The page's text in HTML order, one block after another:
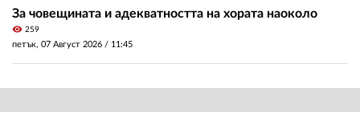
За човещината и адекватността на хората наоколо
visibility 259
петък, 07 Август 2026 / 11:45